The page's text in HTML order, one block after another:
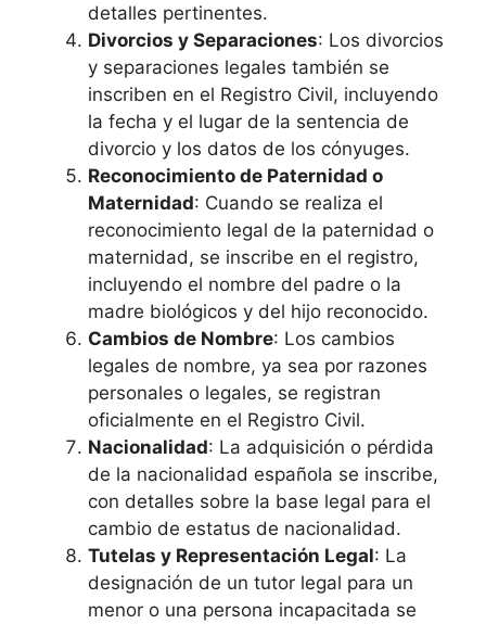
detalles pertinentes.
Divorcios y Separaciones: Los divorcios
y separaciones legales también se
inscriben en el Registro Civil, incluyendo
la fecha y el lugar de la sentencia de
divorcio y los datos de los cónyuges.
Reconocimiento de Paternidad o
Maternidad: Cuando se realiza el
reconocimiento legal de la paternidad o
maternidad, se inscribe en el registro,
incluyendo el nombre del padre o la
madre biológicos y del hijo reconocido.
Cambios de Nombre: Los cambios
legales de nombre, ya sea por razones
personales o legales, se registran
oficialmente en el Registro Civil.
Nacionalidad: La adquisición o pérdida
de la nacionalidad española se inscribe,
con detalles sobre la base legal para el
cambio de estatus de nacionalidad.
Tutelas y Representación Legal: La
designación de un tutor legal para un
menor o una persona incapacitada se